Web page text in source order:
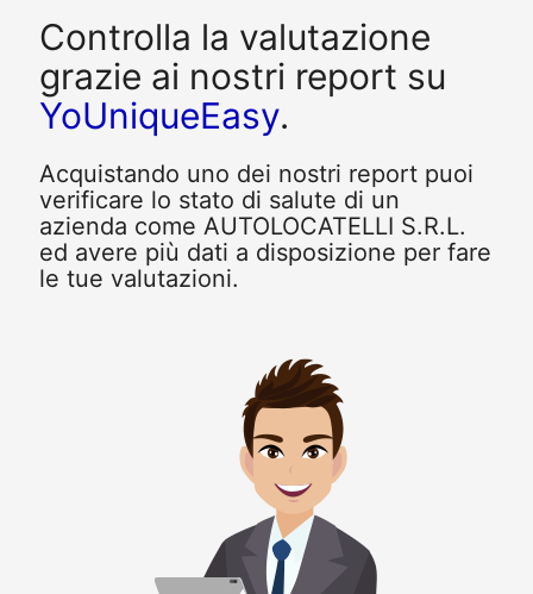
Controlla la valutazione
grazie ai nostri report su
YoUniqueEasy.
Acquistando uno dei nostri report puoi
verificare lo stato di salute di un
azienda come AUTOLOCATELLI S.R.L.
ed avere più dati a disposizione per fare
le tue valutazioni.